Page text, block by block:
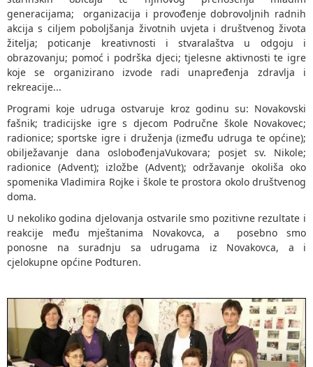
generacijama; organizacija i provođenje dobrovoljnih radnih
akcija s ciljem poboljšanja životnih uvjeta i društvenog života
žitelja; poticanje kreativnosti i stvaralaštva u odgoju i
obrazovanju; pomoć i podrška djeci; tjelesne aktivnosti te igre
koje se organizirano izvode radi unapređenja zdravlja i
rekreacije...
Programi koje udruga ostvaruje kroz godinu su: Novakovski
fašnik; tradicijske igre s djecom Područne škole Novakovec;
radionice; sportske igre i druženja (između udruga te općine);
obilježavanje dana oslobođenjaVukovara; posjet sv. Nikole;
radionice (Advent); izložbe (Advent); održavanje okoliša oko
spomenika Vladimira Rojke i škole te prostora okolo društvenog
doma.
U nekoliko godina djelovanja ostvarile smo pozitivne rezultate i
reakcije među mještanima Novakovca, a posebno smo
ponosne na suradnju sa udrugama iz Novakovca, a i
cjelokupne općine Podturen.